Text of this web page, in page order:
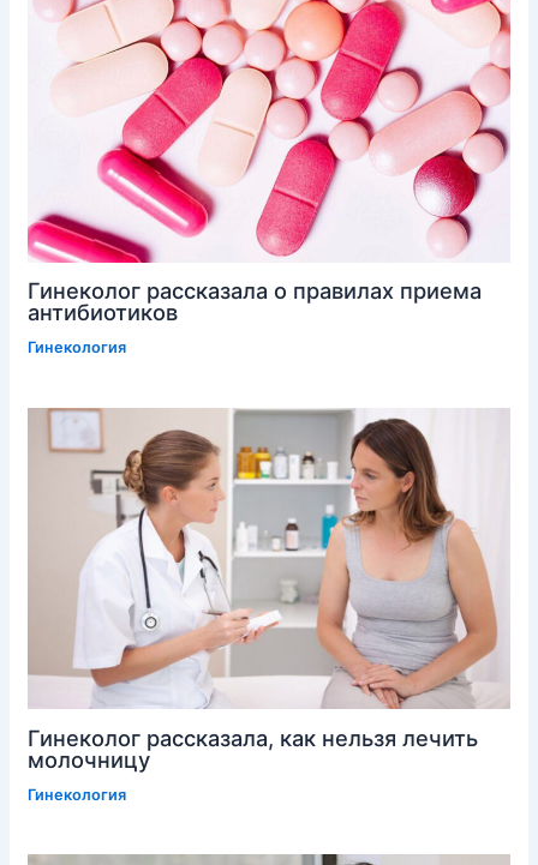
Гинеколог рассказала о правилах приема
антибиотиков
Гинекология
Гинеколог рассказала, как нельзя лечить
молочницу
Гинекология